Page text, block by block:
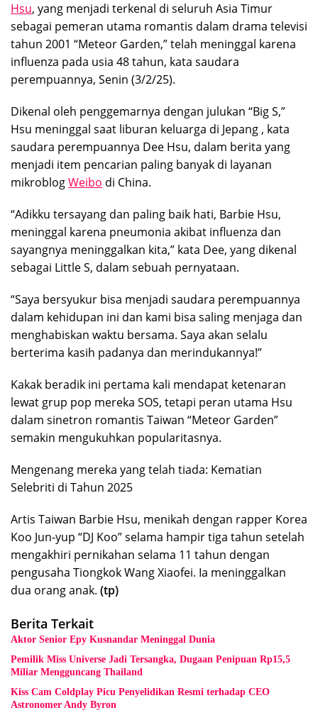
Hsu, yang menjadi terkenal di seluruh Asia Timur
sebagai pemeran utama romantis dalam drama televisi
tahun 2001 “Meteor Garden,” telah meninggal karena
influenza pada usia 48 tahun, kata saudara
perempuannya, Senin (3/2/25).
Dikenal oleh penggemarnya dengan julukan “Big S,”
Hsu meninggal saat liburan keluarga di Jepang , kata
saudara perempuannya Dee Hsu, dalam berita yang
menjadi item pencarian paling banyak di layanan
mikroblogWeibo di China.
“Adikku tersayang dan paling baik hati, Barbie Hsu,
meninggal karena pneumonia akibat influenza dan
sayangnya meninggalkan kita,” kata Dee, yang dikenal
sebagai Little S, dalam sebuah pernyataan.
“Saya bersyukur bisa menjadi saudara perempuannya
dalam kehidupan ini dan kami bisa saling menjaga dan
menghabiskan waktu bersama. Saya akan selalu
berterima kasih padanya dan merindukannya!”
Kakak beradik ini pertama kali mendapat ketenaran
lewat grup pop mereka SOS, tetapi peran utama Hsu
dalam sinetron romantis Taiwan “Meteor Garden”
semakin mengukuhkan popularitasnya.
Mengenang mereka yang telah tiada: Kematian
Selebriti di Tahun 2025
Artis Taiwan Barbie Hsu, menikah dengan rapper Korea
Koo Jun-yup “DJ Koo” selama hampir tiga tahun setelah
mengakhiri pernikahan selama 11 tahun dengan
pengusaha Tiongkok Wang Xiaofei. Ia meninggalkan
dua orang anak. (tp)
Berita Terkait
Aktor Senior Epy Kusnandar Meninggal Dunia
Pemilik Miss Universe Jadi Tersangka, Dugaan Penipuan Rp15,5
Miliar Mengguncang Thailand
Kiss Cam Coldplay Picu Penyelidikan Resmi terhadap CEO
Astronomer Andy Byron